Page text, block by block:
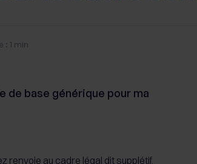
: 1 min
de base générique pour ma
renvoie au cadre légal dit supplétif,